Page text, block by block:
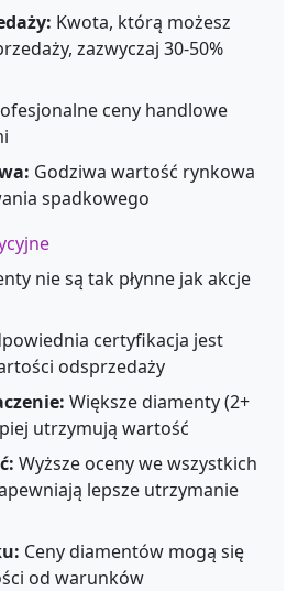
Kwota, którą możesz
zazwyczaj 30-50%
ceny handlowe
Godziwa wartość rynkowa
spadkowego
nie są tak płynne jak akcje
certyfikacja jest
odsprzedaży
Większe diamenty (2+
utrzymują wartość
Wyższe oceny we wszystkich
lepsze utrzymanie
Ceny diamentów mogą się
od warunków